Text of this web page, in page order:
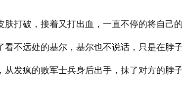
肤打破，接着又打出血，一直不停的将自己
看不远处的基尔，基尔也不说话，只是在脖
从发疯的败军士兵身后出手，抹了对方的脖子